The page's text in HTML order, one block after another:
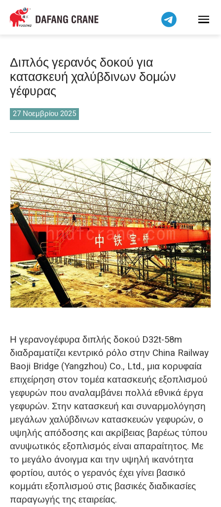
Διπλός γερανός δοκού για
κατασκευή χαλύβδινων δομών
γέφυρας
27 Νοεμβρίου 2025
Η γερανογέφυρα διπλής δοκού D32t-58m
διαδραματίζει κεντρικό ρόλο στην China Railway
Baoji Bridge (Yangzhou) Co., Ltd., μια κορυφαία
επιχείρηση στον τομέα κατασκευής εξοπλισμού
γεφυρών που αναλαμβάνει πολλά εθνικά έργα
γεφυρών. Στην κατασκευή και συναρμολόγηση
μεγάλων χαλύβδινων κατασκευών γεφυρών, ο
υψηλής απόδοσης και ακρίβειας βαρέως τύπου
ανυψωτικός εξοπλισμός είναι απαραίτητος. Με
το μεγάλο άνοιγμα και την υψηλή ικανότητα
φορτίου, αυτός ο γερανός έχει γίνει βασικό
κομμάτι εξοπλισμού στις βασικές διαδικασίες
παραγωγής της εταιρείας.
Bahasa Indonesia
Bahasa Melayu
বাংলা
فارسی
Pilipino
اردو
Українська
Беларуская мова
Kiswahili
Dansk
Norsk
O‘zbekcha